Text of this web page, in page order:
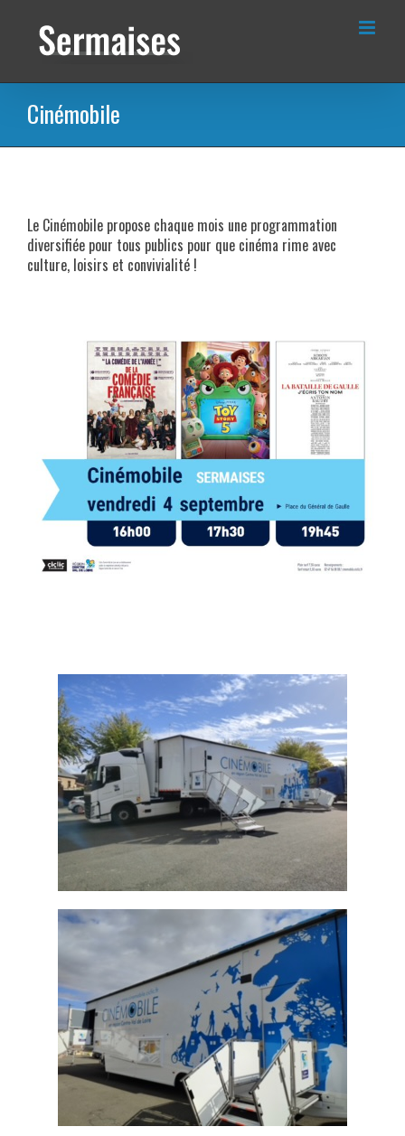
contenu
Cinémobile
Le Cinémobile propose chaque mois une programmation
diversifiée pour tous publics pour que cinéma rime avec
culture, loisirs et convivialité !